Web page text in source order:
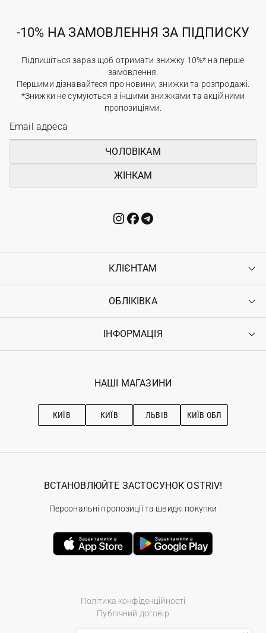
-10% НА ЗАМОВЛЕННЯ ЗА ПІДПИСКУ
Підпишіться зараз щоб отримати знижку 10%* на перше
замовлення.
Першими дізнавайтеся про новини, знижки та розпродажі.
*Знижки не сумуються з іншими знижками та акційними
пропозиціями.
ЧОЛОВІКАМ
ЖІНКАМ
КЛІЄНТАМ
Контакти
Повернення
Гарантія
ОБЛІКІВКА
Увійти
Ostriv Club+
ІНФОРМАЦІЯ
Наші магазини
Рекомендації з догляду
НАШІ МАГАЗИНИ
КИЇВ КИЇВ ЛЬВІВ КИЇВ ОБЛ
Політика конфіденційності
Публічний договір
ВСТАНОВЛЮЙТЕ ЗАСТОСУНОК OSTRIV!
Персональні пропозиції та швидкі покупки